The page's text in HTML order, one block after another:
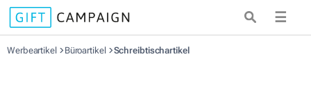
☰
Werbeartikel Büroartikel Schreibtischartikel